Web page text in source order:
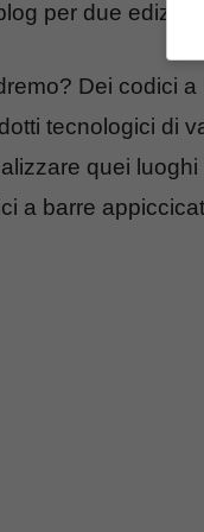
per due
Dei codici
tecnologici di
quei
a barre